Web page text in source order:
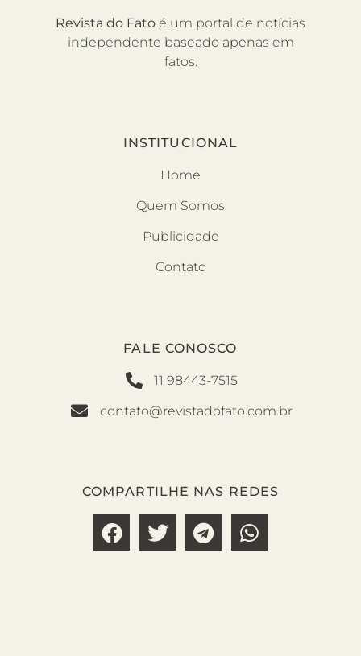
Revista do Fato é um portal de notícias
independente baseado apenas em
fatos.
INSTITUCIONAL
Home
Quem Somos
Publicidade
Contato
FALE CONOSCO
11 98443-7515
contato@revistadofato.com.br
COMPARTILHE NAS REDES